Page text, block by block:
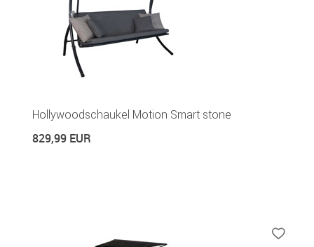
Hollywoodschaukel Motion Smart stone
829,99 EUR